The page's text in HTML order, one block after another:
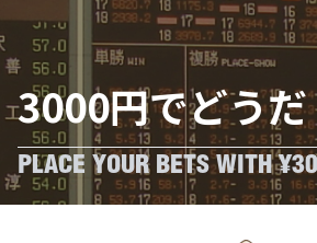
3000円でどう
PLACE YOUR BETS WITH